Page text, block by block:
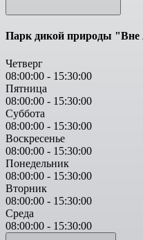
Парк дикой природы
Четверг
08:00:00 - 15:30:00
Пятница
08:00:00 - 15:30:00
Суббота
08:00:00 - 15:30:00
Воскресенье
08:00:00 - 15:30:00
Понедельник
08:00:00 - 15:30:00
Вторник
08:00:00 - 15:30:00
Среда
08:00:00 - 15:30:00